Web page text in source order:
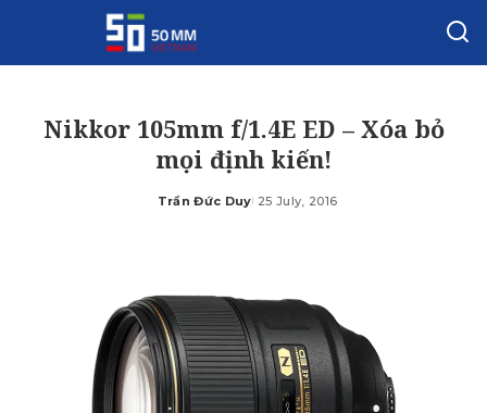
Nikkor 105mm f/1.4E ED – Xóa bỏ
mọi định kiến!
Posted
Trần Đức Duy 25 July, 2016